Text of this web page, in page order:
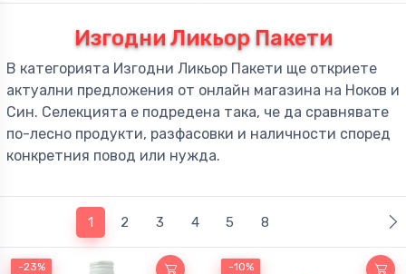
Бърбън Бренди
Ракия Ликьор
Узо Безалкохолни напитки
Изгодни Ликьор Пакети
В категорията Изгодни Ликьор Пакети ще откриете
актуални предложения от онлайн магазина на Ноков и
Син. Селекцията е подредена така, че да сравнявате
по-лесно продукти, разфасовки и наличности според
конкретния повод или нужда.
1 (current)
2 3 4 5 8
-23%
-23% -10%
-10%